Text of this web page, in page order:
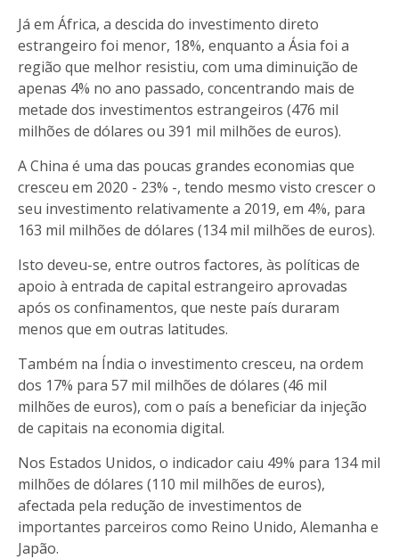
Já em África, a descida do investimento direto
estrangeiro foi menor, 18%, enquanto a Ásia foi a
região que melhor resistiu, com uma diminuição de
apenas 4% no ano passado, concentrando mais de
metade dos investimentos estrangeiros (476 mil
milhões de dólares ou 391 mil milhões de euros).
A China é uma das poucas grandes economias que
cresceu em 2020 - 23% -, tendo mesmo visto crescer o
seu investimento relativamente a 2019, em 4%, para
163 mil milhões de dólares (134 mil milhões de euros).
Isto deveu-se, entre outros factores, às políticas de
apoio à entrada de capital estrangeiro aprovadas
após os confinamentos, que neste país duraram
menos que em outras latitudes.
Também na Índia o investimento cresceu, na ordem
dos 17% para 57 mil milhões de dólares (46 mil
milhões de euros), com o país a beneficiar da injeção
de capitais na economia digital.
Nos Estados Unidos, o indicador caiu 49% para 134 mil
milhões de dólares (110 mil milhões de euros),
afectada pela redução de investimentos de
importantes parceiros como Reino Unido, Alemanha e
Japão.